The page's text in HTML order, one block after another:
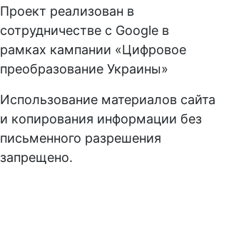
Проект реализован в
сотрудничестве с Google в
рамках кампании «Цифровое
преобразование Украины»
Использование материалов сайта
и копирования информации без
письменного разрешения
запрещено.